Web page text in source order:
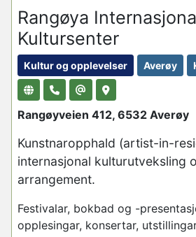
Rangøya
Kultursenter
Kultur og opplevelser Averøy
Rangøyveien 412, 6532 Averøy
Kunstnaropphald (artist-in-
internasjonal kulturutveksling
arrangement.
Festivalar, bokbad og -
opplesingar, konsertar,